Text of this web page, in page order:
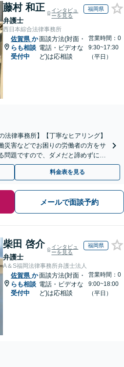
藤村 和正
弁護士
インタビュ
ーを見る
福岡県
西日本綜合法律事務所
佐賀県 か
らも相談
受付中
面談方法(対面・
電話・ビデオな
ど)は応相談
営業時間：0
9:30~17:30
（平日）
法律事務所】【丁寧なヒアリング】
災害などでお困りの労働者の方をサ
問題ですので、ダメだと諦めずに、
ていきましょう。
料金表を見る
メールで面談予約
柴田 啓介
弁護士
インタビュ
ーを見る
福岡県
A＆S福岡法律事務所弁護士法人
佐賀県 か
らも相談
受付中
面談方法(対面・
電話・ビデオな
ど)は応相談
営業時間：0
9:00~18:00
（平日）